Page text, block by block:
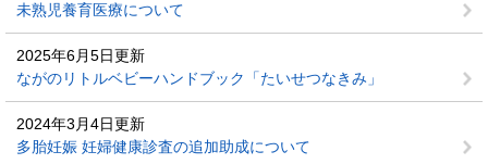
未熟児養育医療について
2025年6月5日更新
ながのリトルベビーハンドブック「たいせつなきみ」
2024年3月4日更新
多胎妊娠 妊婦健康診査の追加助成について